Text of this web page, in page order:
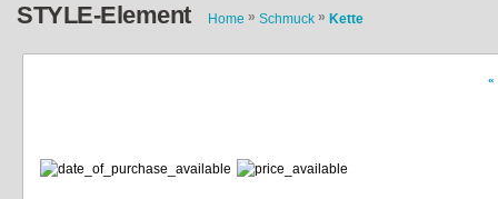
STYLE-Element Home » Schmuck » Kette
«